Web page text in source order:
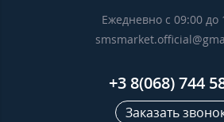
Ежедневно с 09:00 до
+3 8(068) 744
Заказать